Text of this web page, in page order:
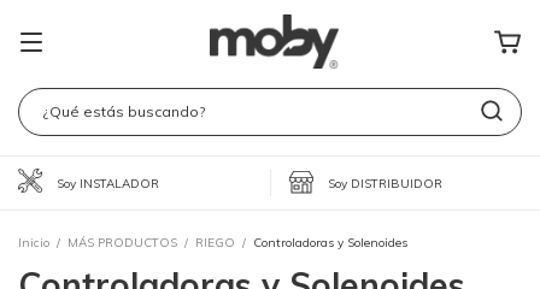
Soy INSTALADOR Soy DISTRIBUIDOR
Inicio / MÁS PRODUCTOS / RIEGO / Controladoras y Solenoides